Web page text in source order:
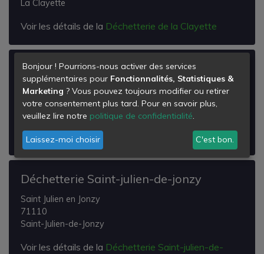
La Clayette
Voir les détails de la Déchetterie de la Clayette
Déchetterie Chauffailles
Zac la Bruyère
71170
Chauffailles
Voir les détails de la Déchetterie Chauffailles
Déchetterie Saint-julien-de-jonzy
Saint Julien en Jonzy
71110
Saint-Julien-de-Jonzy
Voir les détails de la Déchetterie Saint-julien-de-
Bonjour ! Pourrions-nous activer des services
supplémentaires pour Fonctionnalités, Statistiques &
Marketing ? Vous pouvez toujours modifier ou retirer
votre consentement plus tard. Pour en savoir plus,
veuillez lire notre politique de confidentialité.
Laissez-moi choisir C'est bon.